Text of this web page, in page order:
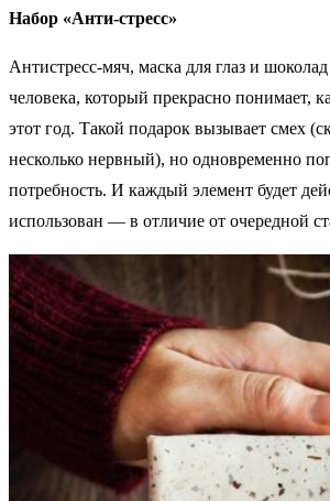
Набор «Анти-стресс»
Антистресс-мяч, маска для глаз и
человека, который прекрасно понимает,
этот год. Такой подарок вызывает смех
несколько нервный), но одновременно
потребность. И каждый элемент будет
использован — в отличие от очередной